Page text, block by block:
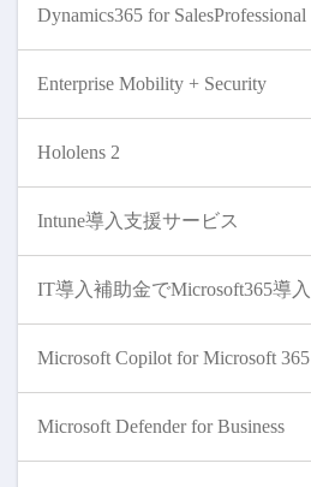
Dynamics365 for SalesProfessional
Enterprise Mobility + Security
Hololens 2
Intune導入支援サービス
IT導入補助金でMicrosoft365導入
Microsoft Copilot for Microsoft 365
Microsoft Defender for Business